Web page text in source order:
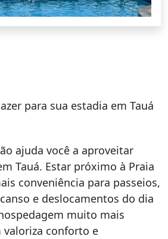
para sua estadia em Tauá
ajuda você a aproveitar
Tauá. Estar próximo à Praia
conveniência para passeios,
e deslocamentos do dia
muito mais
conforto e